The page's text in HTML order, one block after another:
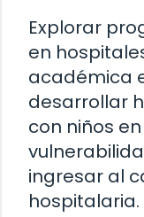
Explorar
en
académica
desarrollar
con niños
ingresar al
hospitalaria.